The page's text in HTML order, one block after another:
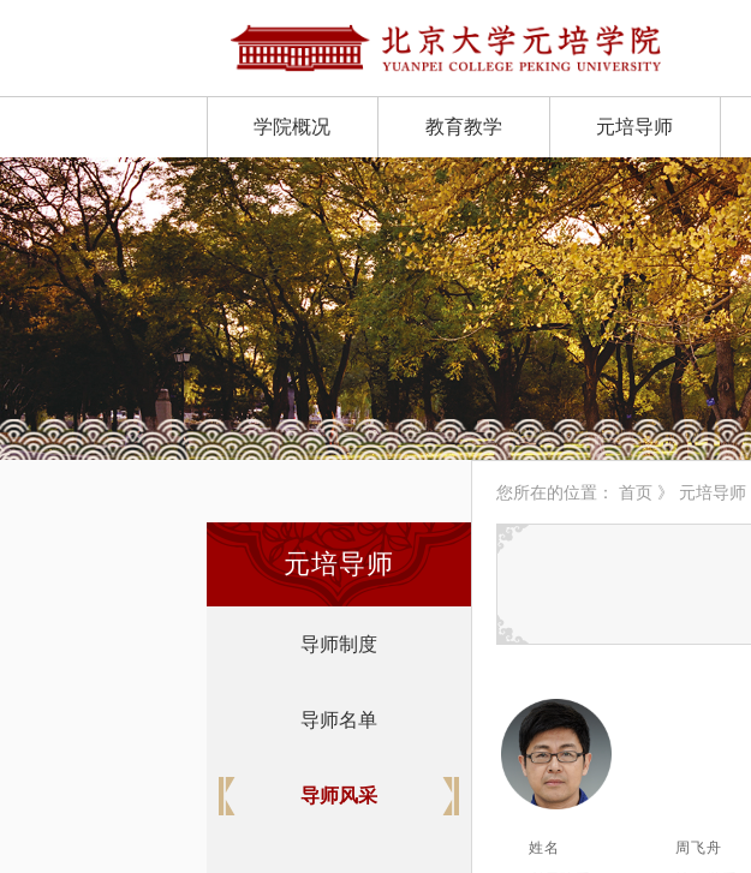
学院概况 教育教学 元培导师
元培导师
导师制度
导师名单
导师风采
您所在的位置： 首页 》 元培导师
姓名 周飞舟